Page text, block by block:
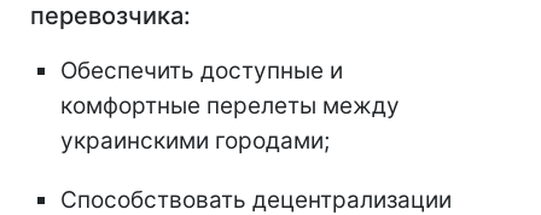
перевозчика:
Обеспечить доступные и
комфортные перелеты между
украинскими городами;
Способствовать децентрализации